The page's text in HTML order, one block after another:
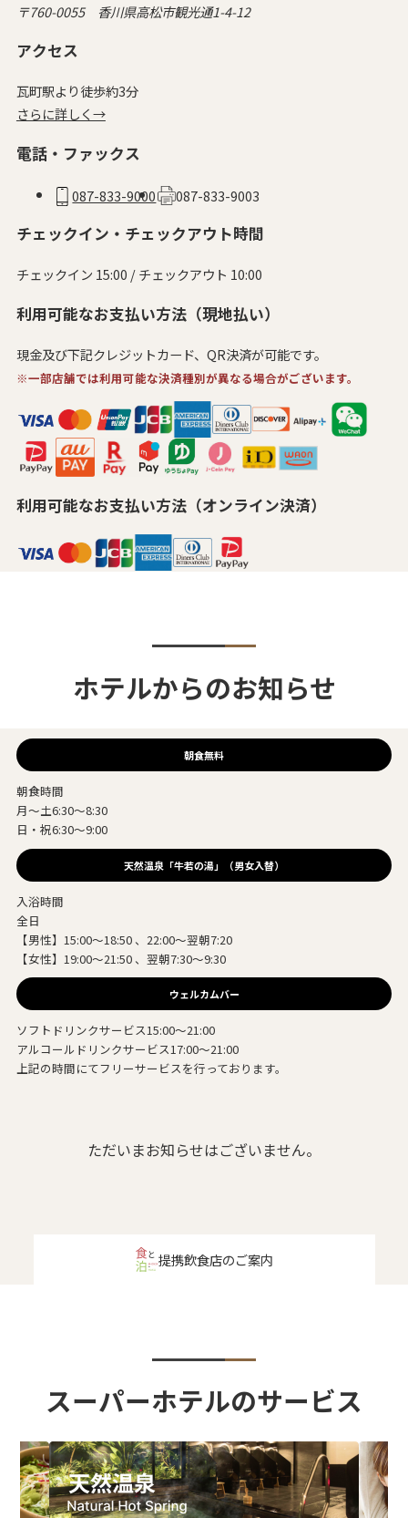
〒760-0055 香川県高松市観光通1-4-12
アクセス
瓦町駅より徒歩約3分
さらに詳しく→
電話・ファックス
087-833-9000 087-833-9003
チェックイン・チェックアウト時間
チェックイン 15:00 / チェックアウト 10:00
利用可能なお支払い方法（現地払い）
現金及び下記クレジットカード、QR決済が可能です。
※一部店舗では利用可能な決済種別が異なる場合がございます。
利用可能なお支払い方法（オンライン決済）
ホテルからのお知らせ
朝食無料
朝食時間
月～土6:30～8:30
日・祝6:30～9:00
天然温泉「牛若の湯」（男女入替）
入浴時間
全日
【男性】15:00～18:50 、22:00～翌朝7:20
【女性】19:00～21:50 、翌朝7:30～9:30
ウェルカムバー
ソフトドリンクサービス15:00～21:00
アルコールドリンクサービス17:00～21:00
上記の時間にてフリーサービスを行っております。
ただいまお知らせはございません。
提携飲食店のご案内
スーパーホテルのサービス